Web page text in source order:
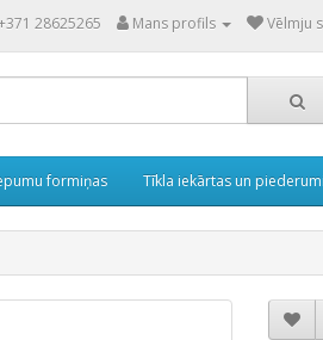
28625265 Mans profils Vēlmju
formiņas Tīkla iekārtas un piederumi